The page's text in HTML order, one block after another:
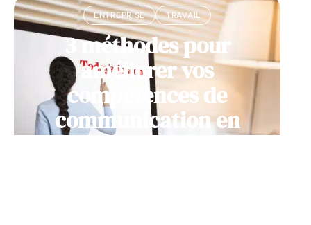
ENTREPRISE TRAVAIL
3 méthodes pour
améliorer vos
compétences de
communication en
anglais des affaires